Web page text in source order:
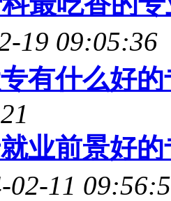
19 09:05:36
有什么好
业前景好
02-11